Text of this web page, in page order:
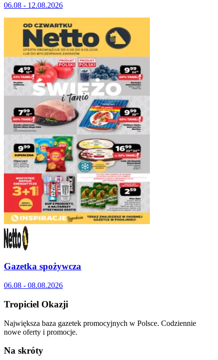
06.08 - 12.08.2026
Gazetka spożywcza
06.08 - 08.08.2026
Tropiciel Okazji
Największa baza gazetek promocyjnych w Polsce. Codziennie
nowe oferty i promocje.
Na skróty